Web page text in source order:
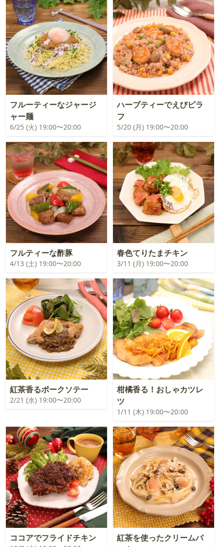
フルーティーなジャージ
ャー麺
6/25 (火) 19:00〜20:00
ハーブティーでえびピラ
フ
5/20 (月) 19:00〜20:00
フルティーな酢豚
4/13 (土) 19:00〜20:00
春色てりたまチキン
3/11 (月) 19:00〜20:00
紅茶香るポークソテー
2/21 (水) 19:00〜20:00
柑橘香る！おしゃカツレ
ツ
1/11 (木) 19:00〜20:00
ココアでフライドチキン
紅茶を使ったクリームパ